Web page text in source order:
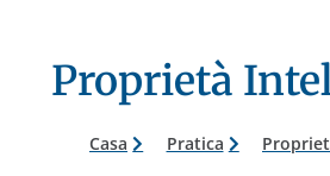
Proprietà
Casa Pratica